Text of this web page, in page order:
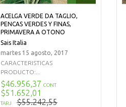
ACELGA VERDE DA TAGLIO,
PENCAS VERDES Y FINAS,
PRIMAVERA A OTONO
Sais Italia
martes 15 agosto, 2017
CARACTERISTICAS
PRODUCTO:...
$46.956,37 CONT
$51.652,01
TARJ $55.242,55